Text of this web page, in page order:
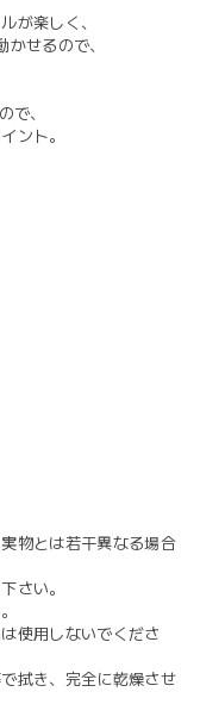
が楽しく、
せるので、
で、
ント。
物とは若干異なる場合
さい。
使用しないでくださ
拭き、完全に乾燥させ